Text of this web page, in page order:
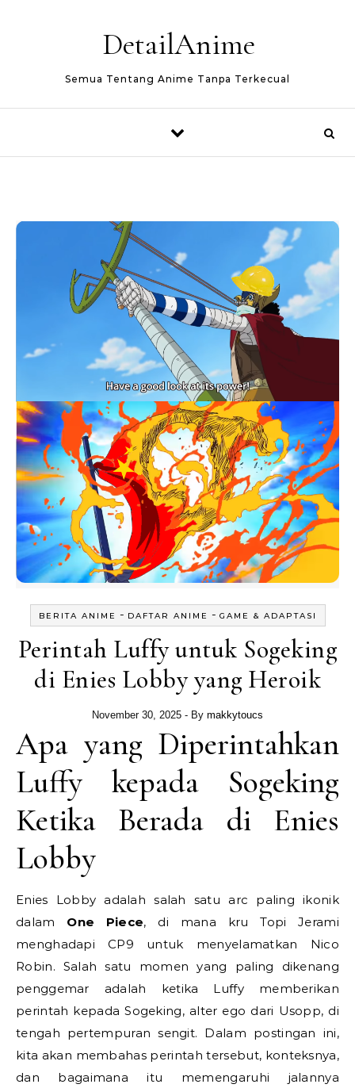
DetailAnime
Semua Tentang Anime Tanpa Terkecual
BERITA ANIME - DAFTAR ANIME - GAME & ADAPTASI
Perintah Luffy untuk Sogeking
di Enies Lobby yang Heroik
November 30, 2025 - By makkytoucs
Apa yang Diperintahkan
Luffy kepada Sogeking
Ketika Berada di Enies
Lobby
Enies Lobby adalah salah satu arc paling ikonik
dalam One Piece, di mana kru Topi Jerami
menghadapi CP9 untuk menyelamatkan Nico
Robin. Salah satu momen yang paling dikenang
penggemar adalah ketika Luffy memberikan
perintah kepada Sogeking, alter ego dari Usopp, di
tengah pertempuran sengit. Dalam postingan ini,
kita akan membahas perintah tersebut, konteksnya,
dan bagaimana itu memengaruhi jalannya